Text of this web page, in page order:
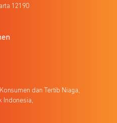
12190
dan Tertib Niaga,
Indonesia,